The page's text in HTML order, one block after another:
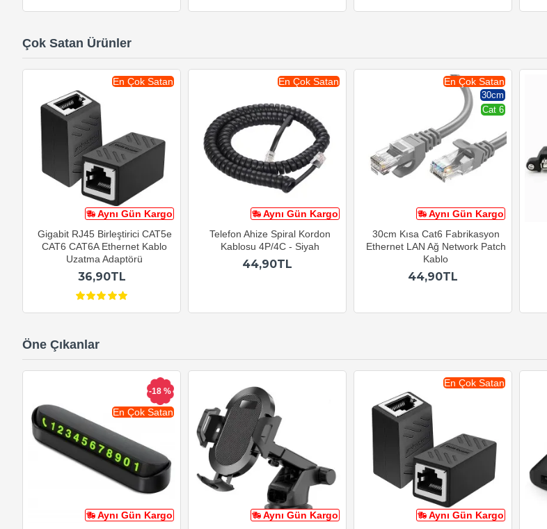
Çok Satan Ürünler
Aynı Gün Kargo
En Çok Satan
Gigabit RJ45 Birleştirici CAT5e
CAT6 CAT6A Ethernet Kablo
Uzatma Adaptörü
36,90TL
Aynı Gün Kargo
En Çok Satan
Telefon Ahize Spiral Kordon
Kablosu 4P/4C - Siyah
44,90TL
Aynı Gün Kargo
En Çok Satan
30cm
Cat 6
30cm Kısa Cat6 Fabrikasyon
Ethernet LAN Ağ Network Patch
Kablo
44,90TL
Öne Çıkanlar
Aynı Gün Kargo
En Çok Satan
-18 %
Aynı Gün Kargo
Aynı Gün Kargo
En Çok Satan